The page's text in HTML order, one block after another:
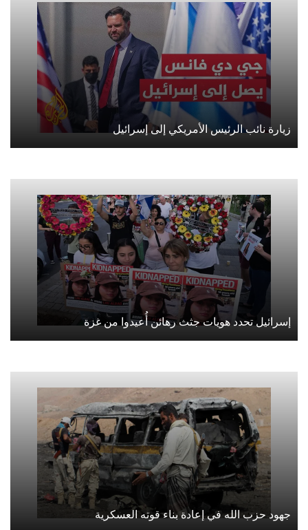
زيارة نائب الرئيس الأمريكي إلى إسرائيل
إسرائيل تحدد هويات جثث رهائن أُعيدوا من غزة
جهود حزب الله في إعادة بناء قوته العسكرية